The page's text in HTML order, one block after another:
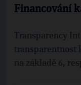
Financování
Transparency
transparentnost
na základě 6,